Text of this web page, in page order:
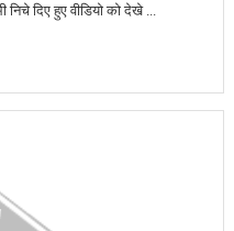
दिए हुए वीडियो को देखे ...